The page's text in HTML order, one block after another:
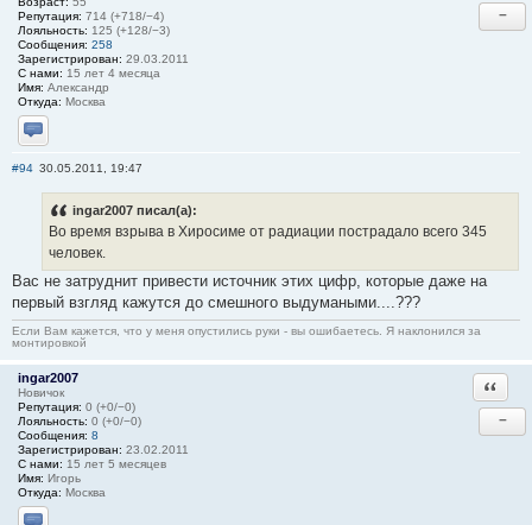
Репутация: 714 (+718/−4)
Лояльность: 125 (+128/−3)
Сообщения: 258
Зарегистрирован: 29.03.2011
С нами: 15 лет 4 месяца
Имя: Александр
Откуда: Москва
Отправить личное сообщение
−
#94 30.05.2011, 19:47
ingar2007 писал(а):
Во время взрыва в Хиросиме от радиации пострадало всего 345
человек.
Вас не затруднит привести источник этих цифр, которые даже на
первый взгляд кажутся до смешного выдумаными....???
Если Вам кажется, что у меня опустились руки - вы ошибаетесь. Я наклонился за
монтировкой
ingar2007
Новичок
Репутация: 0 (+0/−0)
Лояльность: 0 (+0/−0)
Сообщения: 8
Зарегистрирован: 23.02.2011
С нами: 15 лет 5 месяцев
Имя: Игорь
Откуда: Москва
−